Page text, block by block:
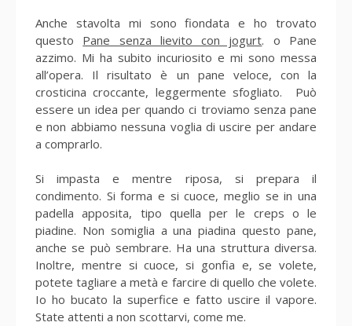
Anche stavolta mi sono fiondata e ho trovato
questo Pane senza lievito con jogurt. o Pane
azzimo. Mi ha subito incuriosito e mi sono messa
all’opera. Il risultato è un pane veloce, con la
crosticina croccante, leggermente sfogliato. Può
essere un idea per quando ci troviamo senza pane
e non abbiamo nessuna voglia di uscire per andare
a comprarlo.
Si impasta e mentre riposa, si prepara il
condimento. Si forma e si cuoce, meglio se in una
padella apposita, tipo quella per le creps o le
piadine. Non somiglia a una piadina questo pane,
anche se può sembrare. Ha una struttura diversa.
Inoltre, mentre si cuoce, si gonfia e, se volete,
potete tagliare a metà e farcire di quello che volete.
Io ho bucato la superfice e fatto uscire il vapore.
State attenti a non scottarvi, come me.